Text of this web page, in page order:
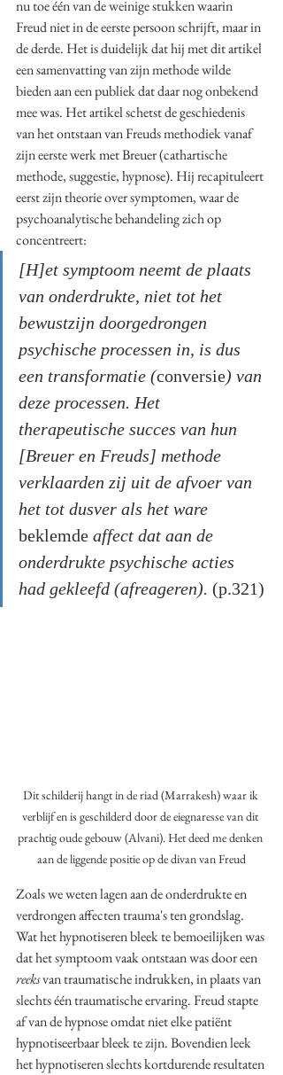
nu toe één van de weinige stukken waarin
Freud niet in de eerste persoon schrijft, maar in
de derde. Het is duidelijk dat hij met dit artikel
een samenvatting van zijn methode wilde
bieden aan een publiek dat daar nog onbekend
mee was. Het artikel schetst de geschiedenis
van het ontstaan van Freuds methodiek vanaf
zijn eerste werk met Breuer (cathartische
methode, suggestie, hypnose). Hij recapituleert
eerst zijn theorie over symptomen, waar de
psychoanalytische behandeling zich op
concentreert:
[H]et symptoom neemt de plaats
van onderdrukte, niet tot het
bewustzijn doorgedrongen
psychische processen in, is dus
een transformatie (conversie) van
deze processen. Het
therapeutische succes van hun
[Breuer en Freuds] methode
verklaarden zij uit de afvoer van
het tot dusver als het ware
beklemde affect dat aan de
onderdrukte psychische acties
had gekleefd (afreageren). (p.321)
Dit schilderij hangt in de riad (Marrakesh) waar ik
verblijf en is geschilderd door de eiegnaresse van dit
prachtig oude gebouw (Alvani). Het deed me denken
aan de liggende positie op de divan van Freud
Zoals we weten lagen aan de onderdrukte en
verdrongen affecten trauma's ten grondslag.
Wat het hypnotiseren bleek te bemoeilijken was
dat het symptoom vaak ontstaan was door een
reeks van traumatische indrukken, in plaats van
slechts één traumatische ervaring. Freud stapte
af van de hypnose omdat niet elke patiënt
hypnotiseerbaar bleek te zijn. Bovendien leek
het hypnotiseren slechts kortdurende resultaten